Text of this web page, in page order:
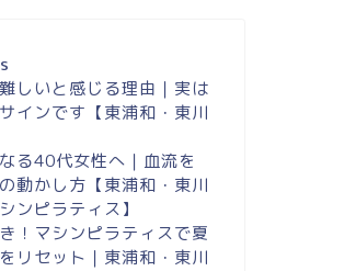
しいと感じる理由｜実は
インです【東浦和・東川
る40代女性へ｜血流を
動かし方【東浦和・東川
ンピラティス】
！マシンピラティスで夏
リセット｜東浦和・東川